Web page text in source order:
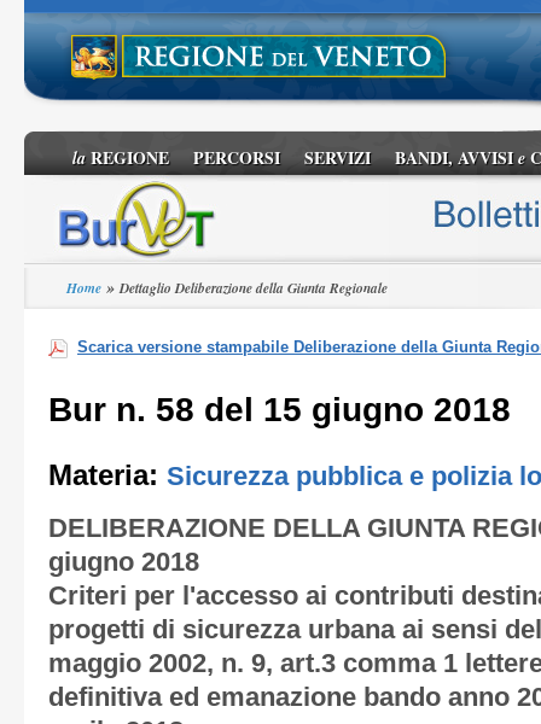
laREGIONE PERCORSI SERVIZI BANDI, AVVISIe
Home »Dettaglio Deliberazione della Giunta Regionale
Scarica versione stampabile Deliberazione della Giunta
Bur n. 58 del 15 giugno 2018
Materia: Sicurezza pubblica e polizia
DELIBERAZIONE DELLA GIUNTA
giugno 2018
Criteri per l'accesso ai contributi
progetti di sicurezza urbana ai sensi
maggio 2002, n. 9, art.3 comma 1
definitiva ed emanazione bando anno